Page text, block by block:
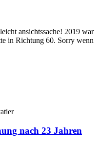
ansichtssache! 2019 war
in Richtung 60. Sorry wenn
nach 23 Jahren